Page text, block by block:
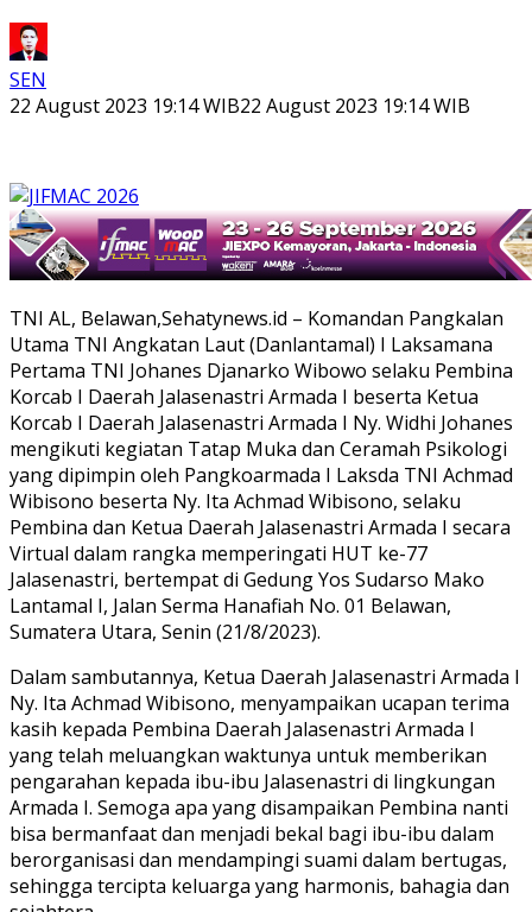
SEN
22 August 2023 19:14 WIB22 August 2023 19:14 WIB
TNI AL, Belawan,Sehatynews.id – Komandan Pangkalan
Utama TNI Angkatan Laut (Danlantamal) I Laksamana
Pertama TNI Johanes Djanarko Wibowo selaku Pembina
Korcab I Daerah Jalasenastri Armada I beserta Ketua
Korcab I Daerah Jalasenastri Armada I Ny. Widhi Johanes
mengikuti kegiatan Tatap Muka dan Ceramah Psikologi
yang dipimpin oleh Pangkoarmada I Laksda TNI Achmad
Wibisono beserta Ny. Ita Achmad Wibisono, selaku
Pembina dan Ketua Daerah Jalasenastri Armada I secara
Virtual dalam rangka memperingati HUT ke-77
Jalasenastri, bertempat di Gedung Yos Sudarso Mako
Lantamal I, Jalan Serma Hanafiah No. 01 Belawan,
Sumatera Utara, Senin (21/8/2023).
Dalam sambutannya, Ketua Daerah Jalasenastri Armada I
Ny. Ita Achmad Wibisono, menyampaikan ucapan terima
kasih kepada Pembina Daerah Jalasenastri Armada I
yang telah meluangkan waktunya untuk memberikan
pengarahan kepada ibu-ibu Jalasenastri di lingkungan
Armada I. Semoga apa yang disampaikan Pembina nanti
bisa bermanfaat dan menjadi bekal bagi ibu-ibu dalam
berorganisasi dan mendampingi suami dalam bertugas,
sehingga tercipta keluarga yang harmonis, bahagia dan